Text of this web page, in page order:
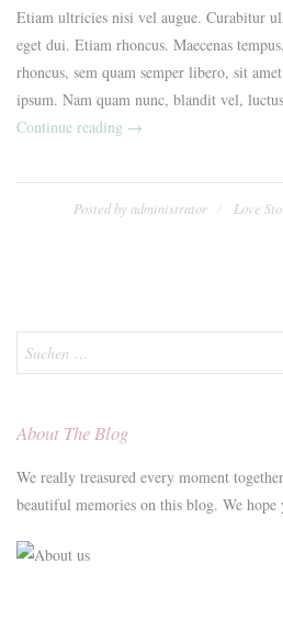
Etiam ultricies nisi vel augue. Curabitur
eget dui. Etiam rhoncus. Maecenas
rhoncus, sem quam semper libero, sit
ipsum. Nam quam nunc, blandit vel,
Continue reading „How
First
Met“
→
Posted byadministrator Love
Suchen
nach:
About The Blog
We really treasured every moment
beautiful memories on this blog. We